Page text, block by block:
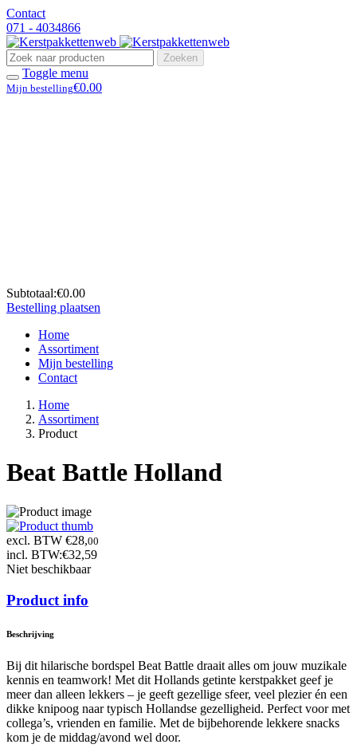
Contact
071 - 4034866
Zoeken
Toggle menu
Mijn bestelling€0.00
Subtotaal:€0.00
Bestelling plaatsen
Home
Assortiment
Mijn bestelling
Contact
Home
Assortiment
Product
Beat Battle Holland
excl. BTW €28,00
incl. BTW:€32,59
Niet beschikbaar
Product info
Beschrijving
Bij dit hilarische bordspel Beat Battle draait alles om jouw muzikale
kennis en teamwork! Met dit Hollands getinte kerstpakket geef je
meer dan alleen lekkers – je geeft gezellige sfeer, veel plezier én een
dikke knipoog naar typisch Hollandse gezelligheid. Perfect voor met
collega’s, vrienden en familie. Met de bijbehorende lekkere snacks
kom je de middag/avond wel door.